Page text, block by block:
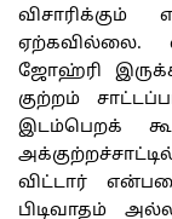
ஏற்கவில்லை.
ஜோஹ்ரி
குற்றம்
இடம்பெறக்
விட்டார்
பிடிவாதம்